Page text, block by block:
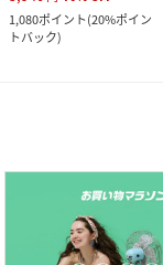
1,080ポイント(20%ポイン
トバック)